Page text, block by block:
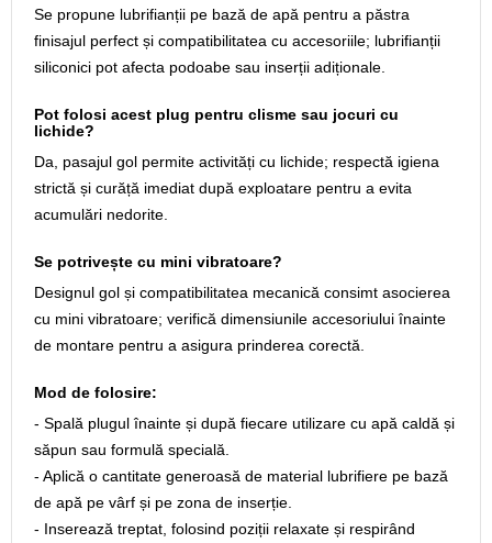
Se propune lubrifianții pe bază de apă pentru a păstra
finisajul perfect și compatibilitatea cu accesoriile; lubrifianții
siliconici pot afecta podoabe sau inserții adiționale.
Pot folosi acest plug pentru clisme sau jocuri cu
lichide?
Da, pasajul gol permite activități cu lichide; respectă igiena
strictă și curăță imediat după exploatare pentru a evita
acumulări nedorite.
Se potrivește cu mini vibratoare?
Designul gol și compatibilitatea mecanică consimt asocierea
cu mini vibratoare; verifică dimensiunile accesoriului înainte
de montare pentru a asigura prinderea corectă.
Mod de folosire:
- Spală plugul înainte și după fiecare utilizare cu apă caldă și
săpun sau formulă specială.
- Aplică o cantitate generoasă de material lubrifiere pe bază
de apă pe vârf și pe zona de inserție.
- Inserează treptat, folosind poziții relaxate și respirând